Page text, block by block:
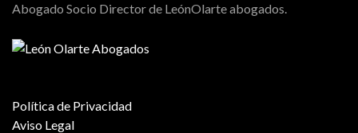
Abogado Socio Director de LeónOlarte abogados.
Política de Privacidad
Aviso Legal